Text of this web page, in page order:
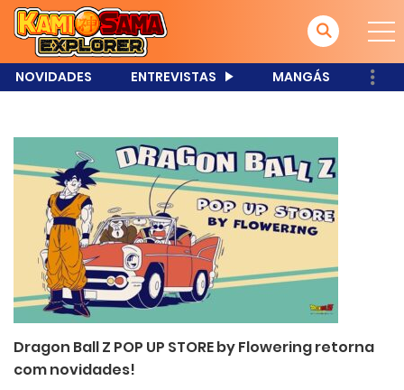
NOVIDADES ENTREVISTAS MANGÁS
Dragon Ball Z POP UP STORE by Flowering retorna
com novidades!